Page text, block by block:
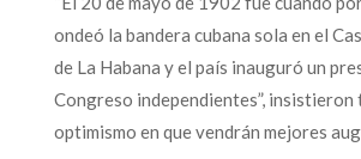
ondeó la bandera cubana sola en el
de La Habana y el país inauguró un
Congreso independientes”,
optimismo en que vendrán mejores